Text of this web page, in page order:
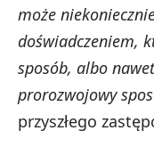
może
doświadczeniem,
sposób, albo
prorozwojowy
przyszłego